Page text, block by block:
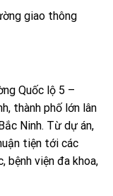
giao thông
Quốc lộ 5 –
thành phố lớn lân
Ninh. Từ dự án,
tiện tới các
bệnh viện đa khoa,